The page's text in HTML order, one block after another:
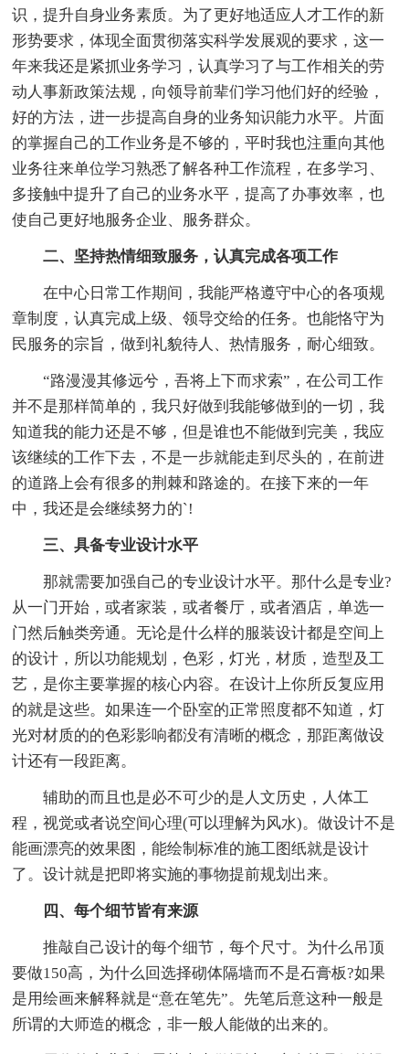
识，提升自身业务素质。为了更好地适应人才工作的新
形势要求，体现全面贯彻落实科学发展观的要求，这一
年来我还是紧抓业务学习，认真学习了与工作相关的劳
动人事新政策法规，向领导前辈们学习他们好的经验，
好的方法，进一步提高自身的业务知识能力水平。片面
的掌握自己的工作业务是不够的，平时我也注重向其他
业务往来单位学习熟悉了解各种工作流程，在多学习、
多接触中提升了自己的业务水平，提高了办事效率，也
使自己更好地服务企业、服务群众。
二、坚持热情细致服务，认真完成各项工作
在中心日常工作期间，我能严格遵守中心的各项规
章制度，认真完成上级、领导交给的任务。也能恪守为
民服务的宗旨，做到礼貌待人、热情服务，耐心细致。
“路漫漫其修远兮，吾将上下而求索”，在公司工作
并不是那样简单的，我只好做到我能够做到的一切，我
知道我的能力还是不够，但是谁也不能做到完美，我应
该继续的工作下去，不是一步就能走到尽头的，在前进
的道路上会有很多的荆棘和路途的。在接下来的一年
中，我还是会继续努力的`!
三、具备专业设计水平
那就需要加强自己的专业设计水平。那什么是专业?
从一门开始，或者家装，或者餐厅，或者酒店，单选一
门然后触类旁通。无论是什么样的服装设计都是空间上
的设计，所以功能规划，色彩，灯光，材质，造型及工
艺，是你主要掌握的核心内容。在设计上你所反复应用
的就是这些。如果连一个卧室的正常照度都不知道，灯
光对材质的的色彩影响都没有清晰的概念，那距离做设
计还有一段距离。
辅助的而且也是必不可少的是人文历史，人体工
程，视觉或者说空间心理(可以理解为风水)。做设计不是
能画漂亮的效果图，能绘制标准的施工图纸就是设计
了。设计就是把即将实施的事物提前规划出来。
四、每个细节皆有来源
推敲自己设计的每个细节，每个尺寸。为什么吊顶
要做150高，为什么回选择砌体隔墙而不是石膏板?如果
是用绘画来解释就是“意在笔先”。先笔后意这种一般是
所谓的大师造的概念，非一般人能做的出来的。